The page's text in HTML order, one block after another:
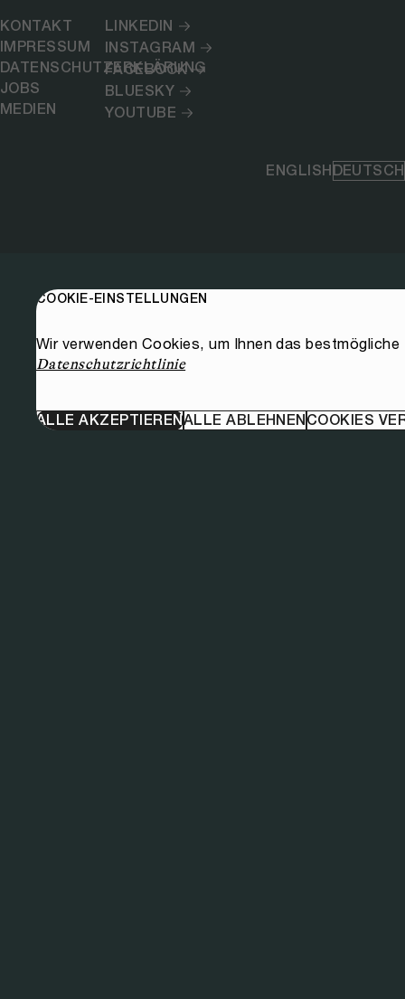
KONTAKT
IMPRESSUM
DATENSCHUTZERKLÄRUNG
JOBS
MEDIEN
LINKEDIN
INSTAGRAM
FACEBOOK
BLUESKY
YOUTUBE
ENGLISHDEUTSCH
COOKIE-EINSTELLUNGEN
Wir verwenden Cookies, um Ihnen das
Datenschutzrichtlinie
ALLE AKZEPTIERENALLE ABLEHNENCOOKIES